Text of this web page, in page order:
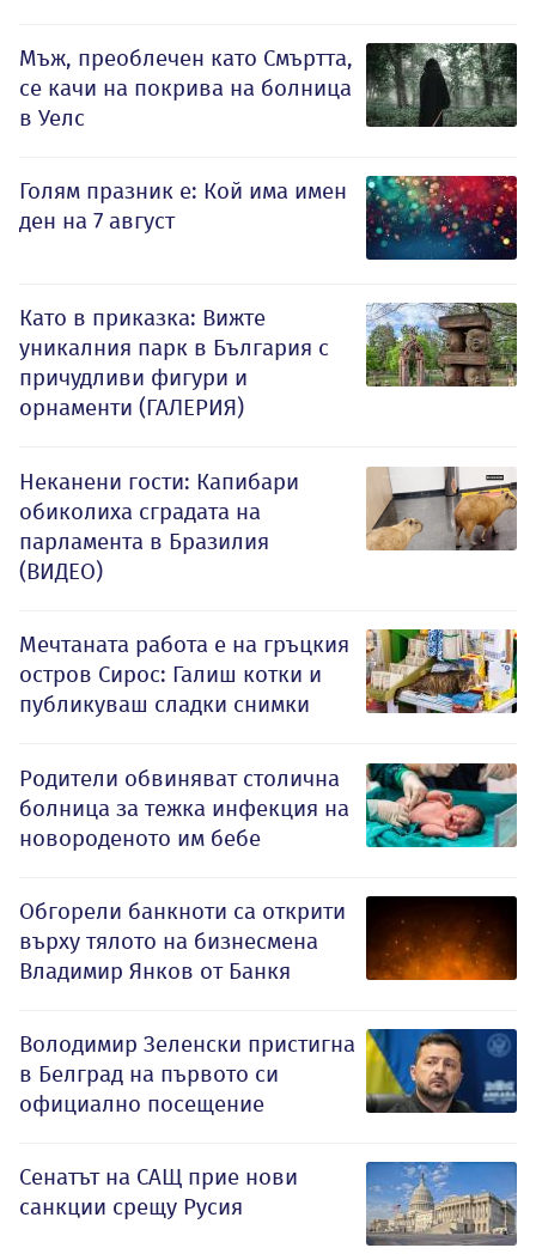
Мъж, преоблечен като Смъртта,
се качи на покрива на болница
в Уелс
Голям празник е: Кой има имен
ден на 7 август
Като в приказка: Вижте
уникалния парк в България с
причудливи фигури и
орнаменти (ГАЛЕРИЯ)
Неканени гости: Капибари
обиколиха сградата на
парламента в Бразилия
(ВИДЕО)
Мечтаната работа е на гръцкия
остров Сирос: Галиш котки и
публикуваш сладки снимки
Родители обвиняват столична
болница за тежка инфекция на
новороденото им бебе
Обгорели банкноти са открити
върху тялото на бизнесмена
Владимир Янков от Банкя
Володимир Зеленски пристигна
в Белград на първото си
официално посещение
Сенатът на САЩ прие нови
санкции срещу Русия